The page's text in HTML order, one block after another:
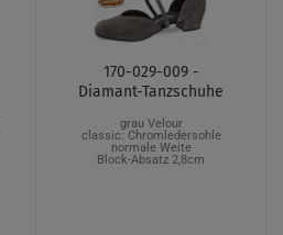
170-029-009 -
Diamant-Tanzschuhe
grau Velour
classic: Chromledersohle
normale Weite
Block-Absatz 2,8cm